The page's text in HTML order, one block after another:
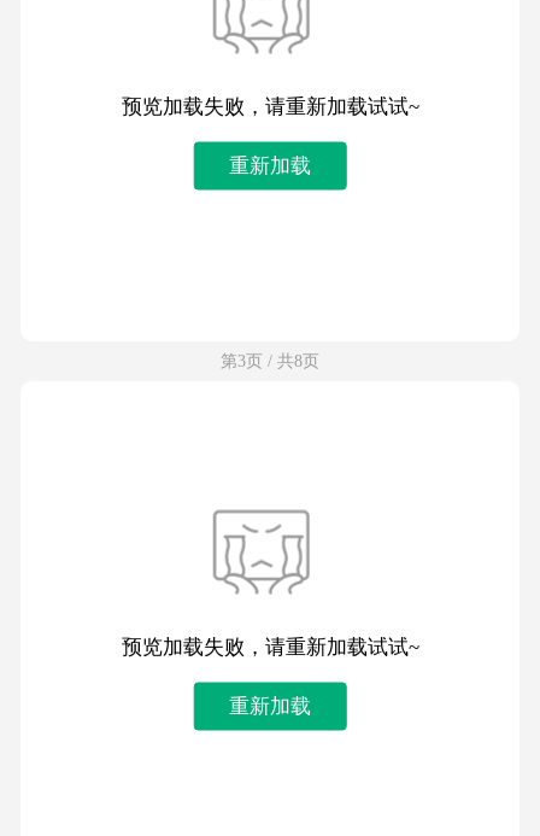
预览加载失败，请重新加载试试~
重新加载
第3页 / 共8页
预览加载失败，请重新加载试试~
重新加载